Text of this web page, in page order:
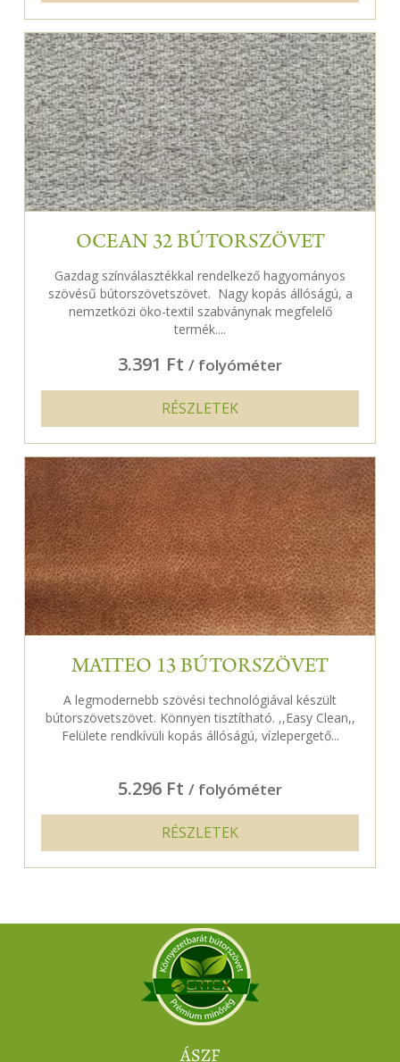
OCEAN 32 BÚTORSZÖVET
Gazdag színválasztékkal rendelkező hagyományos
szövésű bútorszövetszövet. Nagy kopás állóságú, a
nemzetközi öko-textil szabványnak megfelelő
termék....
3.391 Ft / folyóméter
RÉSZLETEK
MATTEO 13 BÚTORSZÖVET
A legmodernebb szövési technológiával készült
bútorszövetszövet. Könnyen tisztítható. ,,Easy Clean,,
Felülete rendkívüli kopás állóságú, vízlepergető...
5.296 Ft / folyóméter
RÉSZLETEK
ÁSZF